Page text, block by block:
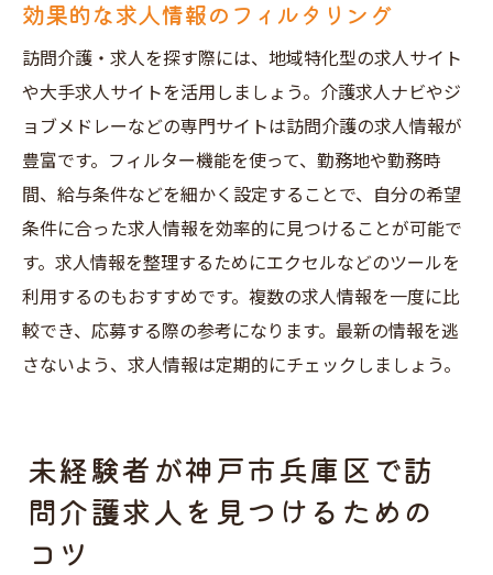
効果的な求人情報のフィルタリング
訪問介護・求人を探す際には、地域特化型の求人サイト
や大手求人サイトを活用しましょう。介護求人ナビやジ
ョブメドレーなどの専門サイトは訪問介護の求人情報が
豊富です。フィルター機能を使って、勤務地や勤務時
間、給与条件などを細かく設定することで、自分の希望
条件に合った求人情報を効率的に見つけることが可能で
す。求人情報を整理するためにエクセルなどのツールを
利用するのもおすすめです。複数の求人情報を一度に比
較でき、応募する際の参考になります。最新の情報を逃
さないよう、求人情報は定期的にチェックしましょう。
未経験者が神戸市兵庫区で訪
問介護求人を見つけるための
コツ